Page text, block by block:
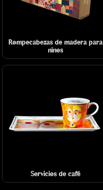
Rompecabezas de madera para
niños
Servicios de café